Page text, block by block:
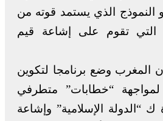
النموذج الذي يستمد قوته من
التي تقوم على إشاعة قيم
المغرب وضع برنامجا لتكوين
لمواجهة “خطابات” متطرفي
ك “الدولة الإسلامية” وإشاعة